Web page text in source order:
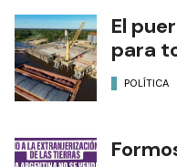
El
para
POLÍTICA